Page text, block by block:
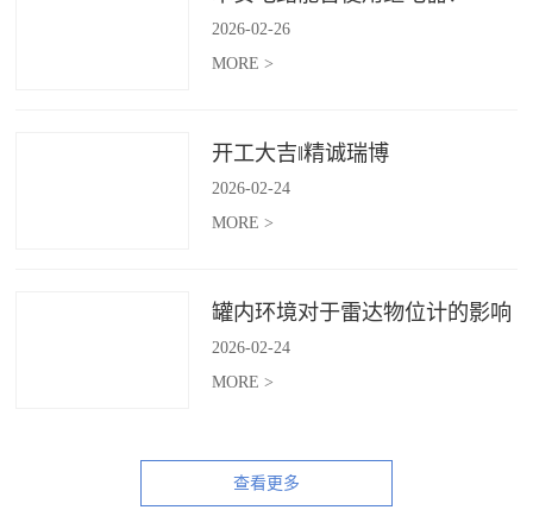
2026-02-26
MORE >
开工大吉‖精诚瑞博
2026-02-24
MORE >
罐内环境对于雷达物位计的影响
2026-02-24
MORE >
查看更多